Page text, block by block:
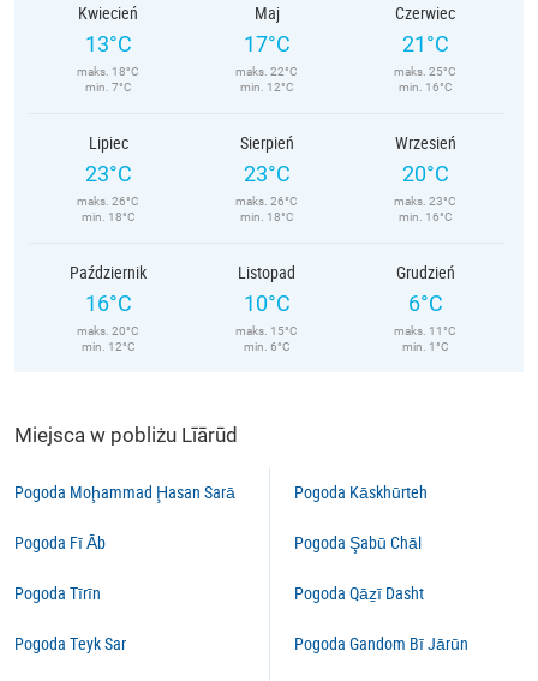
Kwiecień
13°C
maks. 18°C
min. 7°C
Maj
17°C
maks. 22°C
min. 12°C
Czerwiec
21°C
maks. 25°C
min. 16°C
Lipiec
23°C
maks. 26°C
min. 18°C
Sierpień
23°C
maks. 26°C
min. 18°C
Wrzesień
20°C
maks. 23°C
min. 16°C
Październik
16°C
maks. 20°C
min. 12°C
Listopad
10°C
maks. 15°C
min. 6°C
Grudzień
6°C
maks. 11°C
min. 1°C
Miejsca w pobliżu Līārūd
Pogoda Moḩammad Ḩasan Sarā
Pogoda Fī Āb
Pogoda Tīrīn
Pogoda Teyk Sar
Pogoda Kāskhūrteh
Pogoda Şabū Chāl
Pogoda Qāẕī Dasht
Pogoda Gandom Bī Jārūn